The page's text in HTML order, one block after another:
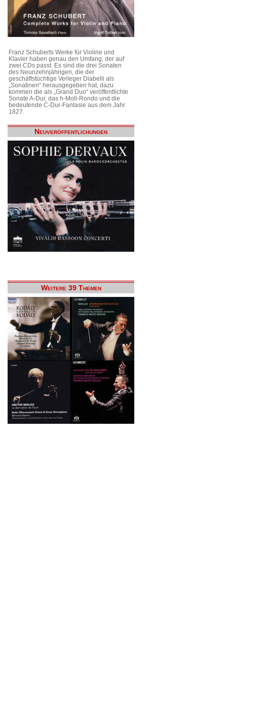
Franz Schuberts Werke für Violine und
Klavier haben genau den Umfang, der auf
zwei CDs passt. Es sind die drei Sonaten
des Neunzehnjährigen, die der
geschäftstüchtige Verleger Diabelli als
„Sonatinen“ herausgegeben hat, dazu
kommen die als „Grand Duo“ veröffentlichte
Sonate A-Dur, das h-Moll-Rondo und die
bedeutende C-Dur-Fantasie aus dem Jahr
1827.
Neuveröffentlichungen
Weitere 39 Themen